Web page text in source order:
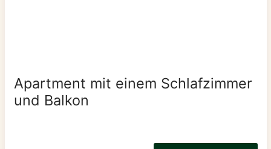
Apartment mit einem Schlafzimmer
und Balkon